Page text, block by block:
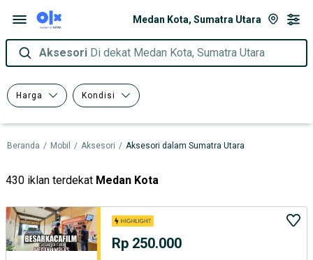
Medan Kota, Sumatra Utara
Aksesori Di dekat Medan Kota, Sumatra Utara
Harga Kondisi
Beranda / Mobil / Aksesori / Aksesori dalam Sumatra Utara
430 iklan terdekat Medan Kota
Rp 250.000